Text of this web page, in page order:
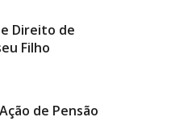
Direito de
Filho
de Pensão